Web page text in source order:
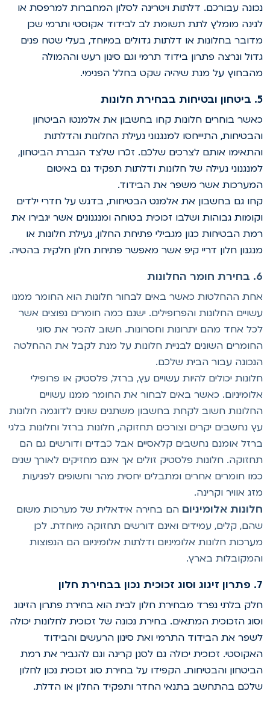
עבורכם. דלתות ויטרינה לסלון המחברות למרפסת או
מומלץ לתת תשומת לב לבידוד אקוסטי ותרמי שכן
בחלונות או דלתות גדולים במיוחד, בעלי שטח פנים
ונרצה פתרון בידוד תרמי וגם סינון רעש וההמולה
על מנת שיהיה שקט בחלל הפנימי.
בוחרים חלונות קחו בחשבון את אלמנטו הביטחון
התיייחסו למנגנוני נעילת החלונות והדלתות
אותם לצרכים שלכם. זכרו שלצד הגברת הביטחון,
נעילה של חלונות ודלתות תפקיד גם באיטום
אשר משפר את הבידוד.
גם בחשבון את אלמנט הבטיחות, בדגש על חדרי ילדים
גבוהות ושלבו זכוכית בטוחה ומנגנונים אשר יגבירו את
הבטיחות כגון מגבילי פתיחת החלון, נעילת חלונות או
חלון דריי קיפ אשר מאפשר פתיחת חלון חלקית בהטיה.
ההחלטות כאשר באים לבחור חלונות הוא החומר ממנו
החלונות והפרופילים. ישנם כמה חומרים נפוצים אשר
אחד מהם יתרונות וחסרונות. חשוב להכיר את סוגי
השונים לבניית חלונות על מנת לקבל את ההחלטה
עבור הבית שלכם.
יכולים להיות עשויים עץ, ברזל, פלסטיק או פרופילי
כאשר באים לבחור את החומר ממנו עשויים
חשוב לקחת בחשבון משתנים שונים לדוגמה חלונות
נחשבים יקרים וצורכים תחזוקה, חלונות ברזל וחלונות בלגי
אומנם נחשבים קלאסיים אבל כבדים ודורשים גם הם
חלונות פלסטיק זולים אך אינם מחזיקים לאורך שנים
חומרים אחרים ומתבלים יחסית מהר וחשופים לפגיעות
אוויר וקרינה.
אלומיניוםהם בחירה אידאלית של מערכות משום
קלים, עמידים ואינם דורשים תחזוקה מיוחדת. לכן
חלונות אלומיניום ודלתות אלומיניום הם הנפוצות
בארץ.
בלתי נפרד מבחירת חלון לבית הוא בחירת פתרון הזיגוג
הזכוכית המתאים. בחירת נכונה של זכוכית לחלונות יכולה
את הבידוד התרמי ואת סינון הרעשים והבידוד
זכוכית יכולה גם לסנן קרינה וגם להגביר את רמת
והבטיחות. הקפידו על בחירת סוג זכוכית נכון לחלון
בהתחשב בתנאי החדר ותפקיד החלון או הדלת.